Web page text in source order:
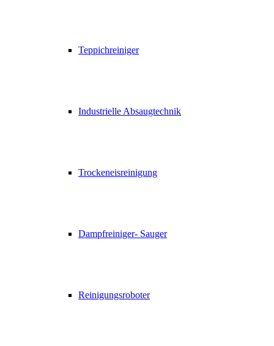
Teppichreiniger
Industrielle Absaugtechnik
Trockeneisreinigung
Dampfreiniger- Sauger
Reinigungsroboter